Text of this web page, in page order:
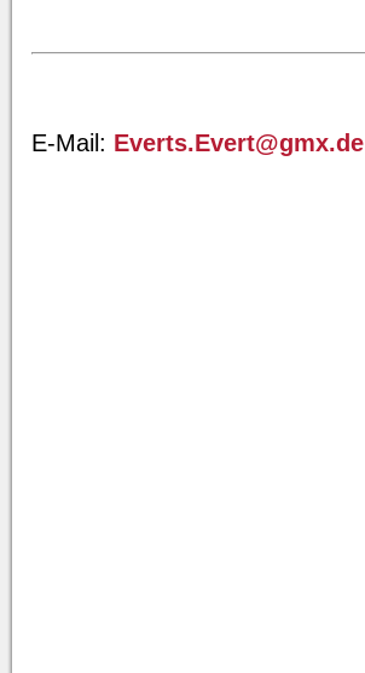
E-Mail: Everts.Evert@gmx.de